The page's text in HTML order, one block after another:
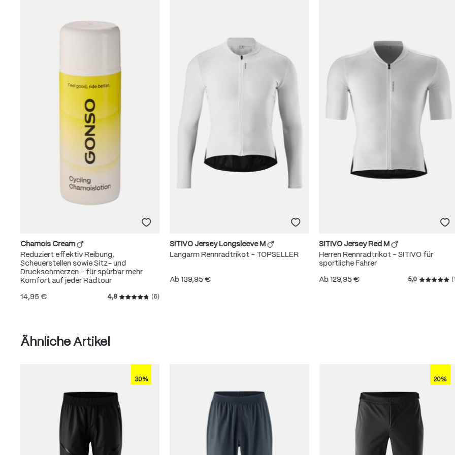
Chamois Cream
Reduziert effektiv Reibung,
Scheuerstellen sowie Sitz- und
Druckschmerzen – für spürbar mehr
Komfort auf jeder Radtour
14,95 € 4,8
Durchschnittliche Bewertung von 4.8 von 5 Sternen
(6)
SITIVO Jersey Longsleeve M
Langarm Rennradtrikot – TOPSELLER
Ab139,95 €
SITIVO Jersey Red M
Herren Rennradtrikot – SITIVO für
sportliche Fahrer
Ab129,95 € 5,0
Produktgalerie überspringen
Ähnliche Artikel
30% 20%